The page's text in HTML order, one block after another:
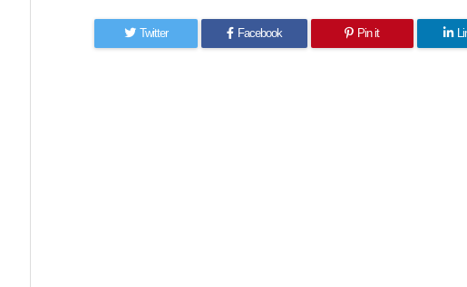
Twitter Facebook Pin it